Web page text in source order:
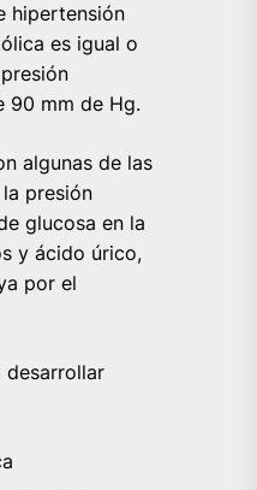
hipertensión
es igual o
90 mm de Hg.
algunas de las
presión
glucosa en la
y ácido úrico,
por el
desarrollar